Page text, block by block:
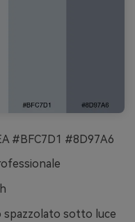
#BFC7D1 #8D97A6
spazzolato sotto luce